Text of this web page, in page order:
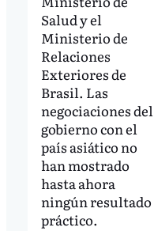
Salud y el
Ministerio de
Relaciones
Exteriores de
Brasil. Las
negociaciones del
gobierno con el
país asiático no
han mostrado
hasta ahora
ningún resultado
práctico.